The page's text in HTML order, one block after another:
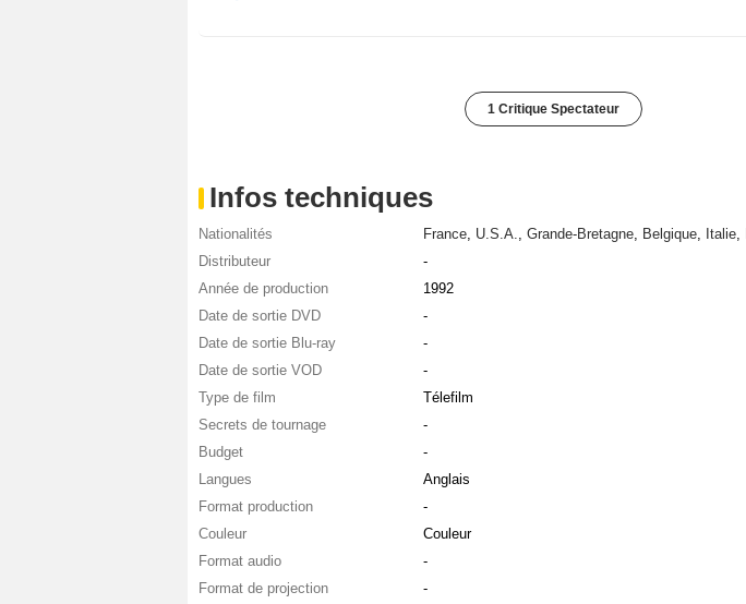
1 Critique Spectateur
Infos techniques
Nationalités France, U.S.A., Grande-Bretagne, Belgique, Italie,
Distributeur
-
Année de production
1992
Date de sortie DVD
-
Date de sortie Blu-ray
-
Date de sortie VOD
-
Type de film
Télefilm
Secrets de tournage
-
Budget
-
Langues
Anglais
Format production
-
Couleur
Couleur
Format audio
-
Format de projection
-